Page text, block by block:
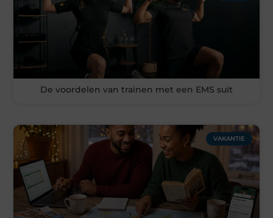
De voordelen van trainen met een EMS suit
VAKANTIE